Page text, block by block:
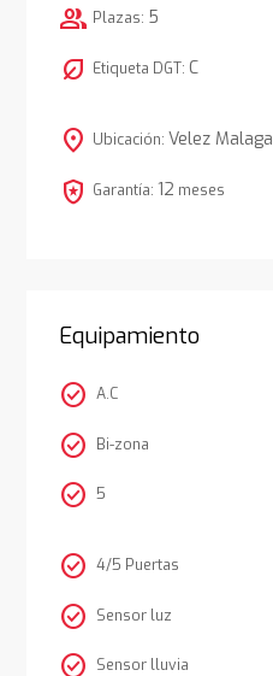
group Plazas: 5
nest_eco_leaf Etiqueta DGT: C
location_on Ubicación: Velez Malaga
local_police Garantía: 12 meses
Equipamiento
check_circle A.C
check_circle Bi-zona
check_circle 5
check_circle 4/5 Puertas
check_circle Sensor luz
check_circle Sensor lluvia